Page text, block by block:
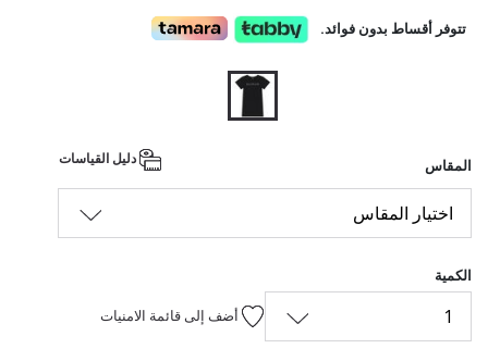
تتوفر أقساط بدون فوائد.
المقاس
اختيار المقاس
الكمية
1 أضف إلى قائمة الامنيات